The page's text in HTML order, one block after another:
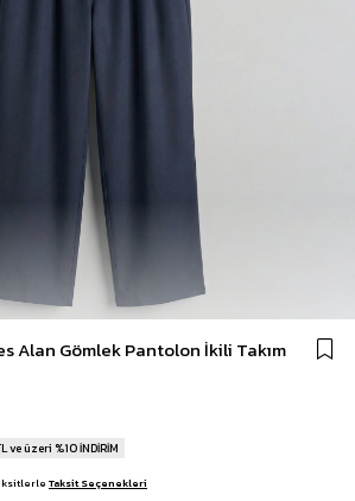
Alan Gömlek Pantolon İkili Takım
ve üzeri %10 İNDİRİM
Taksit Seçenekleri